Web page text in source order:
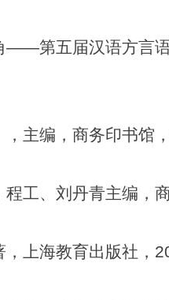
第五届汉语方言语
编，商务印书馆，
、刘丹青主编，商
上海教育出版社，